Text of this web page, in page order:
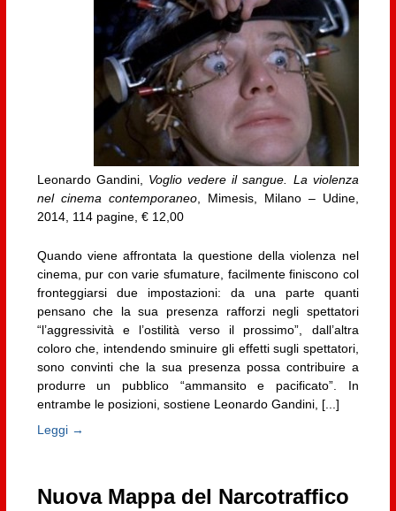
Leonardo Gandini, Voglio vedere il sangue. La violenza
nel cinema contemporaneo, Mimesis, Milano – Udine,
2014, 114 pagine, € 12,00
Quando viene affrontata la questione della violenza nel
cinema, pur con varie sfumature, facilmente finiscono col
fronteggiarsi due impostazioni: da una parte quanti
pensano che la sua presenza rafforzi negli spettatori
“l’aggressività e l’ostilità verso il prossimo”, dall’altra
coloro che, intendendo sminuire gli effetti sugli spettatori,
sono convinti che la sua presenza possa contribuire a
produrre un pubblico “ammansito e pacificato”. In
entrambe le posizioni, sostiene Leonardo Gandini, [...]
Leggi →
Nuova Mappa del Narcotraffico